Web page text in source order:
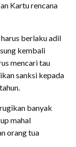
Kartu rencana
berlaku adil
kembali
mencari tau
sanksi kepada
banyak
mahal
orang tua